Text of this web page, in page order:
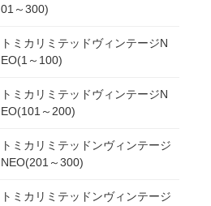
01～300)
トミカリミテッドヴィンテージN
EO(1～100)
トミカリミテッドヴィンテージN
EO(101～200)
トミカリミテッドンヴィンテージ
NEO(201～300)
トミカリミテッドンヴィンテージ